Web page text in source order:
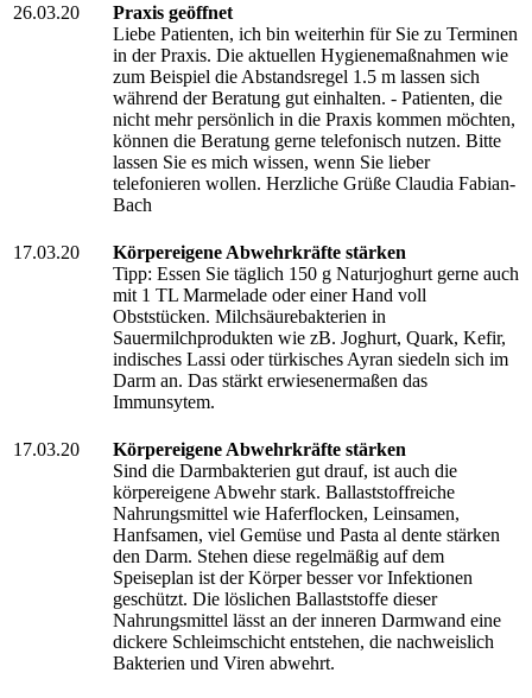
26.03.20
Praxis geöffnet
Liebe Patienten, ich bin weiterhin für Sie zu Terminen
in der Praxis. Die aktuellen Hygienemaßnahmen wie
zum Beispiel die Abstandsregel 1.5 m lassen sich
während der Beratung gut einhalten. - Patienten, die
nicht mehr persönlich in die Praxis kommen möchten,
können die Beratung gerne telefonisch nutzen. Bitte
lassen Sie es mich wissen, wenn Sie lieber
telefonieren wollen. Herzliche Grüße Claudia Fabian-
Bach
17.03.20
Körpereigene Abwehrkräfte stärken
Tipp: Essen Sie täglich 150 g Naturjoghurt gerne auch
mit 1 TL Marmelade oder einer Hand voll
Obststücken. Milchsäurebakterien in
Sauermilchprodukten wie zB. Joghurt, Quark, Kefir,
indisches Lassi oder türkisches Ayran siedeln sich im
Darm an. Das stärkt erwiesenermaßen das
Immunsytem.
17.03.20
Körpereigene Abwehrkräfte stärken
Sind die Darmbakterien gut drauf, ist auch die
körpereigene Abwehr stark. Ballaststoffreiche
Nahrungsmittel wie Haferflocken, Leinsamen,
Hanfsamen, viel Gemüse und Pasta al dente stärken
den Darm. Stehen diese regelmäßig auf dem
Speiseplan ist der Körper besser vor Infektionen
geschützt. Die löslichen Ballaststoffe dieser
Nahrungsmittel lässt an der inneren Darmwand eine
dickere Schleimschicht entstehen, die nachweislich
Bakterien und Viren abwehrt.